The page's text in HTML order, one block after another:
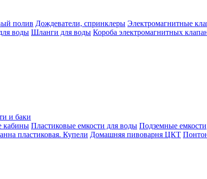
полив Дождеватели, спринклеры Электромагнитные
воды Шланги для воды Короба электромагнитных
и баки
кабины Пластиковые емкости для воды Подземные емкости
пластиковая. Купели Домашняя пивоварня ЦКТ